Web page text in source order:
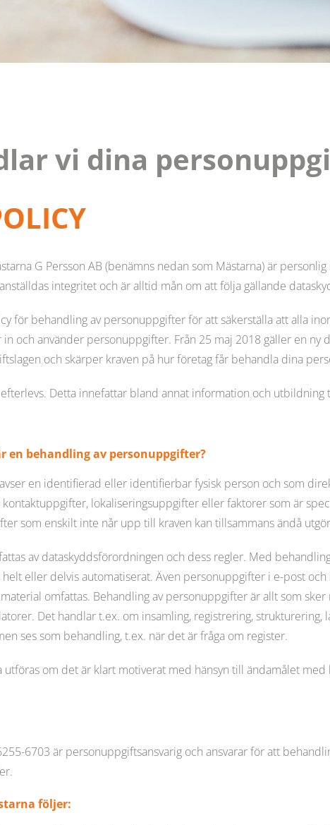
vi dina
G Persson AB (benämns nedan som Mästarna) är
integritet och är alltid mån om att följa gällande
för behandling av personuppgifter för att säkerställa att alla
och använder personuppgifter. Från 25 maj 2018 gäller en ny
och skärper kraven på hur företag får behandla dina
Detta innefattar bland annat information och utbildning
en behandling av personuppgifter?
en identifierad eller identifierbar fysisk person och som
lokaliseringsuppgifter eller faktorer som är
som enskilt inte når upp till kraven kan tillsammans ändå
av dataskyddsförordningen och dess regler. Med
eller delvis automatiserat. Även personuppgifter i e-post
omfattas. Behandling av personuppgifter är allt som
Det handlar t.ex. om insamling, registrering, strukturering,
ses som behandling, t.ex. när det är fråga om register.
om det är klart motiverat med hänsyn till ändamålet
6703 är personuppgiftsansvarig och ansvarar för att
följer: